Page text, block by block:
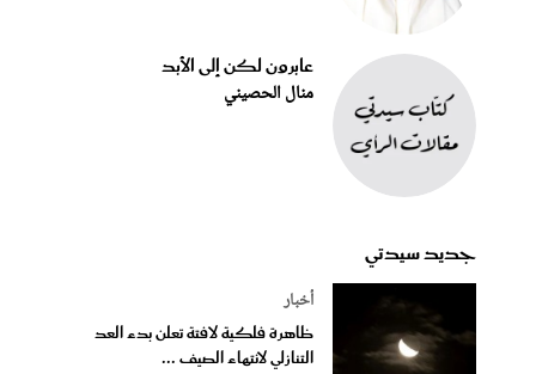
عابرون لكن إلى الأبد
منال الحصيني
جديد سيدتي
أخبار
ظاهرة فلكية لافتة تعلن بدء العد
التنازلي لانتهاء الصيف ...